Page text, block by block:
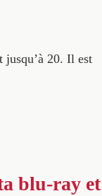
jusqu’à 20. Il est
blu-ray et